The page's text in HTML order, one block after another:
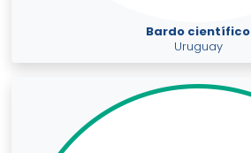
Bardo científico
Uruguay